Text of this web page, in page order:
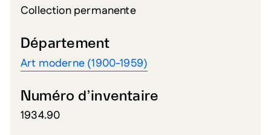
Collection permanente
Département
Art moderne (1900-1959)
Numéro d’inventaire
1934.90